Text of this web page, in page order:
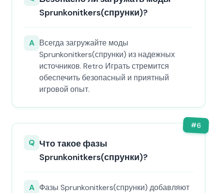
Sprunkonitkers(спрунки)?
A Всегда загружайте моды
Sprunkonitkers(спрунки) из надежных
источников. Retro Играть стремится
обеспечить безопасный и приятный
игровой опыт.
#6
Q Что такое фазы
Sprunkonitkers(спрунки)?
A Фазы Sprunkonitkers(спрунки) добавляют